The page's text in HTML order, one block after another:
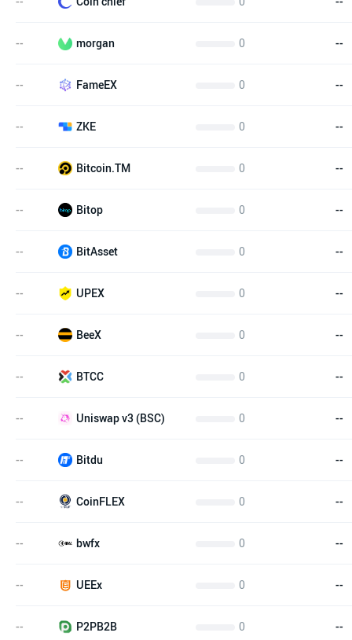
-- morgan 0 --
-- FameEX 0 --
-- ZKE 0 --
-- Bitcoin.TM 0 --
-- Bitop 0 --
-- BitAsset 0 --
-- UPEX 0 --
-- BeeX 0 --
-- BTCC 0 --
-- Uniswap v3 (BSC) 0 --
-- Bitdu 0 --
-- CoinFLEX 0 --
-- bwfx 0 --
-- UEEx 0 --
-- P2PB2B 0 --